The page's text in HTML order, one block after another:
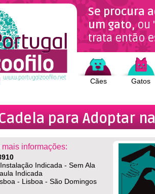
Se procura
um gato,ou
trata então
Cães Gatos
para Adoptar
informações:
Indicada - Sem Ala
Indicada
- Lisboa - São Domingos